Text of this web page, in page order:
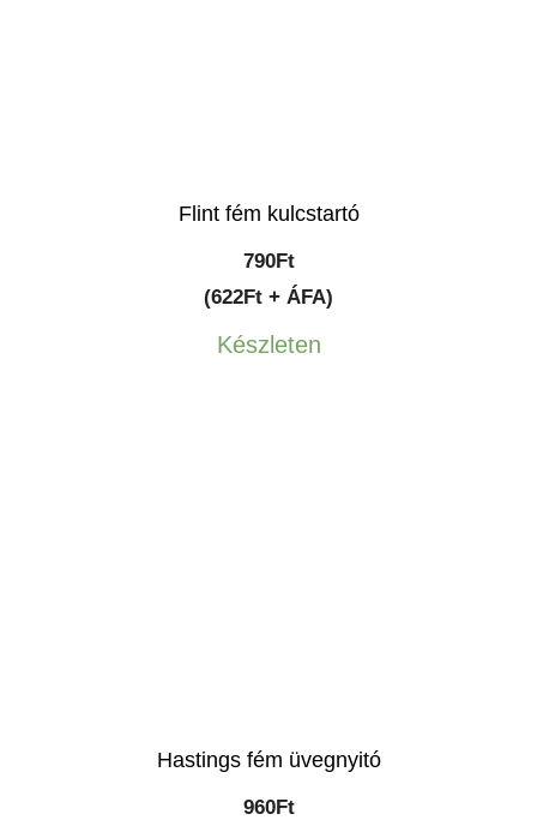
Flint fém kulcstartó
790Ft
(622Ft + ÁFA)
Készleten
Hastings fém üvegnyitó
960Ft